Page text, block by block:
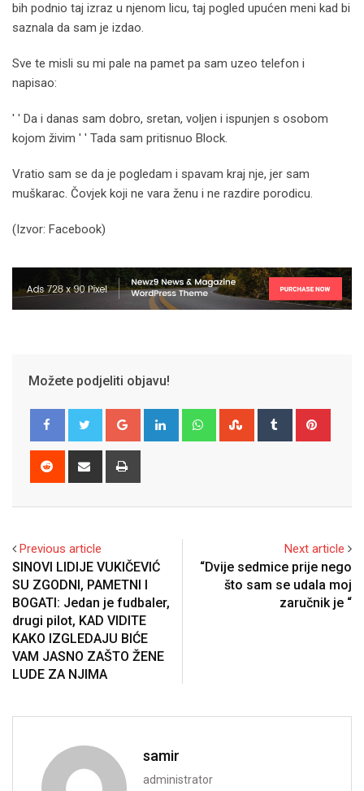
bih podnio taj izraz u njenom licu, taj pogled upućen meni kad bi
saznala da sam je izdao.
Sve te misli su mi pale na pamet pa sam uzeo telefon i
napisao:
′ ′ Da i danas sam dobro, sretan, voljen i ispunjen s osobom
kojom živim ′ ′ Tada sam pritisnuo Block.
Vratio sam se da je pogledam i spavam kraj nje, jer sam
muškarac. Čovjek koji ne vara ženu i ne razdire porodicu.
(Izvor: Facebook)
Možete podjeliti objavu!
Google+ LinkedIn WhatsappStumbleUpon
Tumblr
Reddit
Share
Previous article
SINOVI LIDIJE VUKIČEVIĆ
SU ZGODNI, PAMETNI I
BOGATI: Jedan je fudbaler,
drugi pilot, KAD VIDITE
KAKO IZGLEDAJU BIĆE
VAM JASNO ZAŠTO ŽENE
LUDE ZA NJIMA
Next article
“Dvije sedmice prije nego
što sam se udala moj
zaručnik je “
samir
administrator